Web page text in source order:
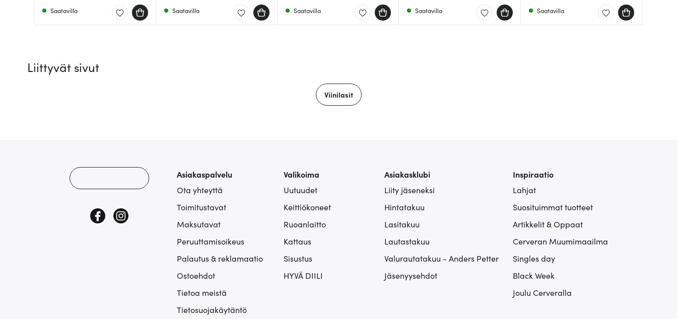
Saatavilla Saatavilla Saatavilla Saatavilla Saatavilla
Liittyvät sivut
Viinilasit
Asiakaspalvelu
Ota yhteyttä
Toimitustavat
Maksutavat
Peruuttamisoikeus
Palautus & reklamaatio
Ostoehdot
Tietoa meistä
Tietosuojakäytäntö
Valikoima
Uutuudet
Keittiökoneet
Ruoanlaitto
Kattaus
Sisustus
HYVÄ DIILI
Asiakasklubi
Liity jäseneksi
Hintatakuu
Lasitakuu
Lautastakuu
Valurautatakuu - Anders Petter
Jäsenyysehdot
Inspiraatio
Lahjat
Suosituimmat tuotteet
Artikkelit & Oppaat
Cerveran Muumimaailma
Singles day
Black Week
Joulu Cerveralla